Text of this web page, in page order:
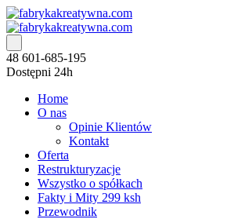
48 601-685-195
Dostępni 24h
Home
O nas
Opinie Klientów
Kontakt
Oferta
Restrukturyzacje
Wszystko o spółkach
Fakty i Mity 299 ksh
Przewodnik